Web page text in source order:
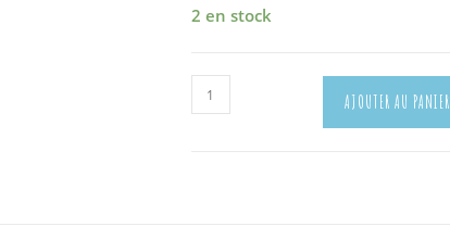
2 en stock
quantité
de
AJOUTER AU PANIER